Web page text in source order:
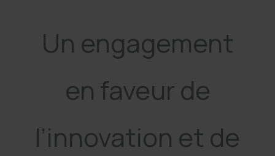
Un engagement
en faveur de
l’innovation et de